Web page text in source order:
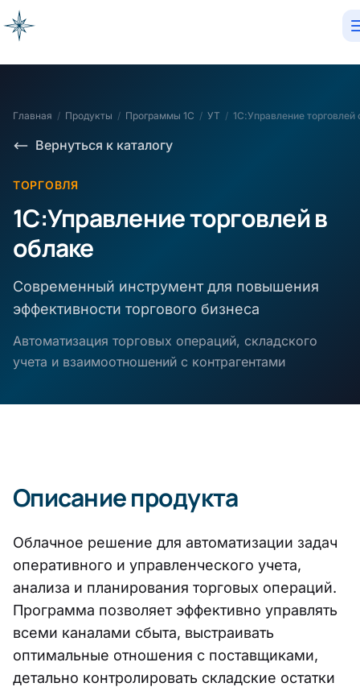
Главная / Продукты / Программы 1С / УТ /
Вернуться к каталогу
ТОРГОВЛЯ
1С:Управление торговлей в
облаке
Современный инструмент для повышения
эффективности торгового бизнеса
Автоматизация торговых операций, складского
учета и взаимоотношений с контрагентами
Описание продукта
Облачное решение для автоматизации задач
оперативного и управленческого учета,
анализа и планирования торговых операций.
Программа позволяет эффективно управлять
всеми каналами сбыта, выстраивать
оптимальные отношения с поставщиками,
детально контролировать складские остатки